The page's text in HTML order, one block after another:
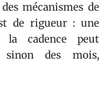
mécanismes de
de rigueur : une
la cadence peut
sinon des mois,